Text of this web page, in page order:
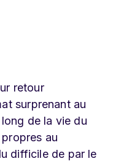
retour
surprenant au
de la vie du
au
difficile de par le